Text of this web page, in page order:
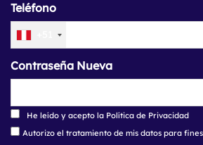
Teléfono
Contraseña Nueva
He leído y acepto la Política de Privacidad
Autorizo el tratamiento de mis datos para